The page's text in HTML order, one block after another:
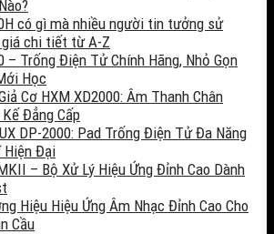
có gì mà nhiều người tin tưởng sử
giá chi tiết từ A-Z
– Trống Điện Tử Chính Hãng, Nhỏ Gọn
Học
Cơ HXM XD2000: Âm Thanh Chân
Đẳng Cấp
DP-2000: Pad Trống Điện Tử Đa Năng
Hiện Đại
– Bộ Xử Lý Hiệu Ứng Đỉnh Cao Dành
Hiệu Hiệu Ứng Âm Nhạc Đỉnh Cao Cho
Cầu